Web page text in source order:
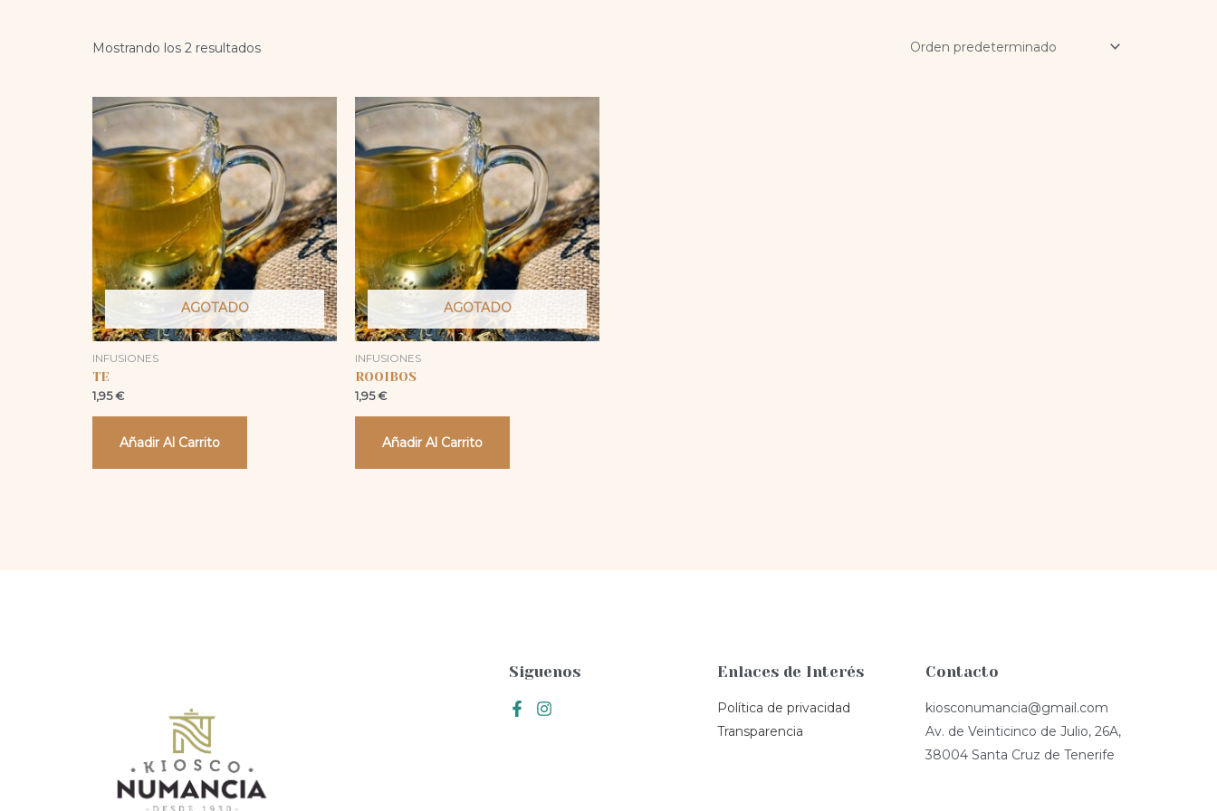
Mostrando los 2 resultados
AGOTADO
INFUSIONES
TE
1,95€
Añadir Al Carrito
AGOTADO
INFUSIONES
ROOIBOS
1,95€
Añadir Al Carrito
Siguenos Enlaces de Interés
Política de privacidad
Transparencia
Contacto
kiosconumancia@gmail.com
Av. de Veinticinco de Julio, 26A,
38004 Santa Cruz de Tenerife